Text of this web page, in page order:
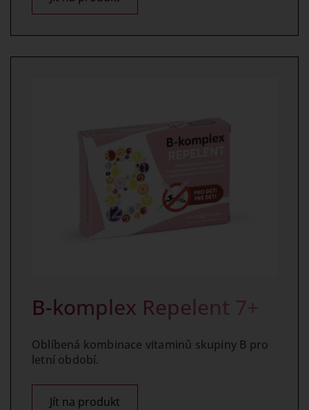
B-komplex Repelent 7+
Oblíbená kombinace vitaminů skupiny B pro
letní období.
Jít na produkt